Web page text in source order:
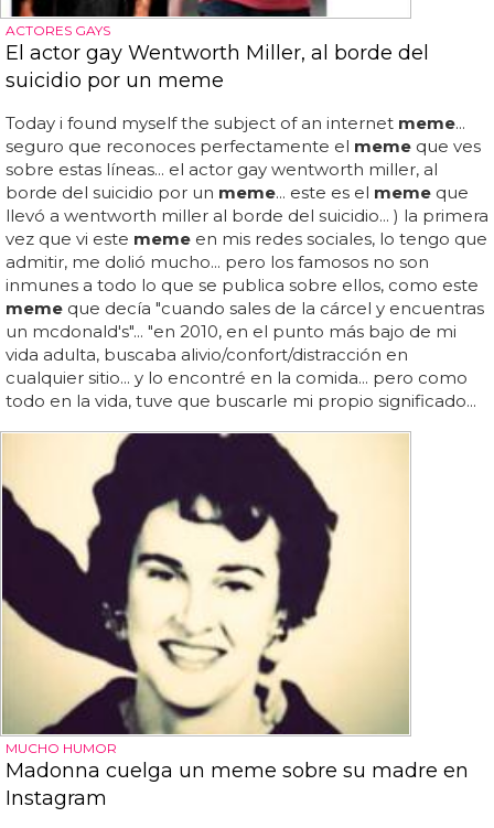
ACTORES GAYS
El actor gay Wentworth Miller, al borde del
suicidio por un meme
Today i found myself the subject of an internet meme...
seguro que reconoces perfectamente el meme que ves
sobre estas líneas... el actor gay wentworth miller, al
borde del suicidio por un meme... este es el meme que
llevó a wentworth miller al borde del suicidio... ) la primera
vez que vi este meme en mis redes sociales, lo tengo que
admitir, me dolió mucho... pero los famosos no son
inmunes a todo lo que se publica sobre ellos, como este
meme que decía "cuando sales de la cárcel y encuentras
un mcdonald's"... "en 2010, en el punto más bajo de mi
vida adulta, buscaba alivio/confort/distracción en
cualquier sitio... y lo encontré en la comida... pero como
todo en la vida, tuve que buscarle mi propio significado...
MUCHO HUMOR
Madonna cuelga un meme sobre su madre en
Instagram